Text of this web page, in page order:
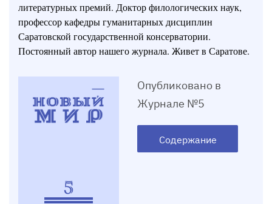
литературных премий. Доктор филологических наук,
профессор кафедры гуманитарных дисциплин
Саратовской государственной консерватории.
Постоянный автор нашего журнала. Живет в Саратове.
5
Опубликовано в
Журнале №5
Содержание